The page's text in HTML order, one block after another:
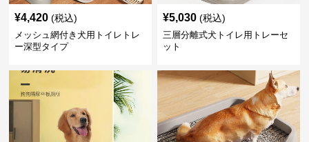
¥4,420 (税込)
メッシュ網付き犬用トイレトレ
ー深型タイプ
¥5,030 (税込)
三層分離式犬トイレ用トレーセ
ット